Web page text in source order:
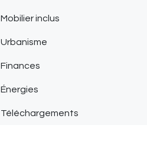
Mobilier inclus
Urbanisme
Finances
Énergies
Téléchargements